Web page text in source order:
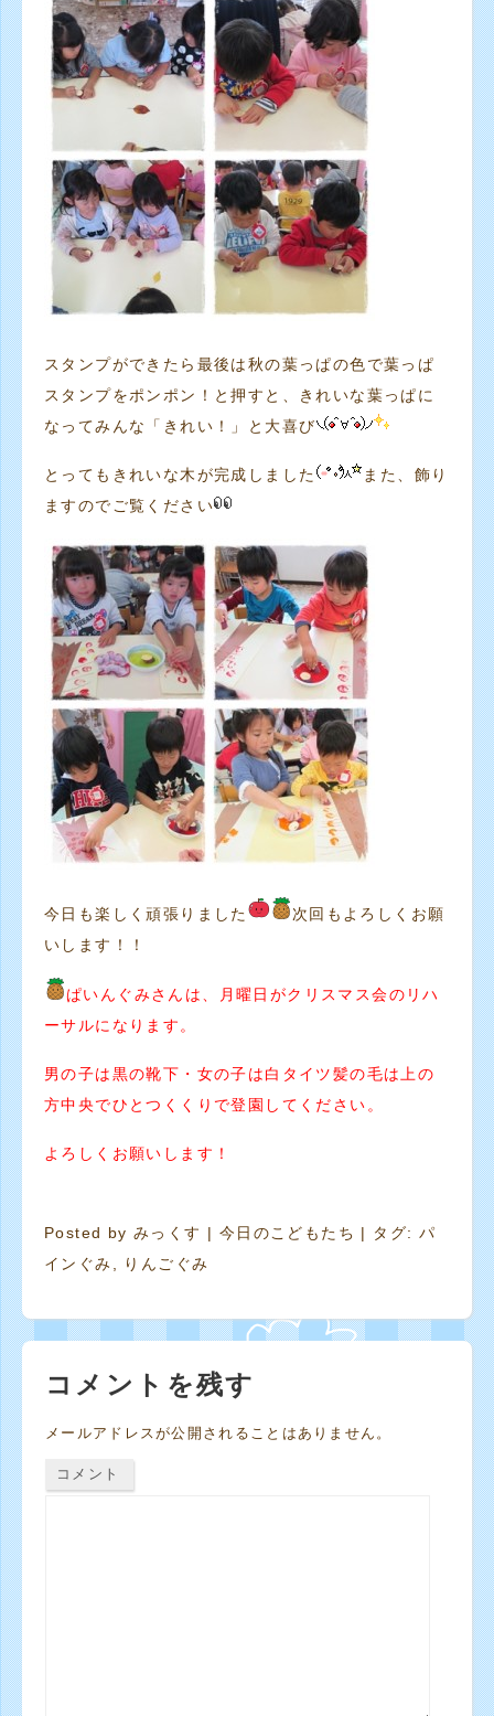
スタンプができたら最後は秋の葉っぱの色で葉っぱ
スタンプをポンポン！と押すと、きれいな葉っぱに
なってみんな「きれい！」と大喜び
とってもきれいな木が完成しました
また、飾り
ますのでご覧ください
今日も楽しく頑張りました
次回もよろしくお願
いします！！
ぱいんぐみさんは、月曜日がクリスマス会のリハ
ーサルになります。
男の子は黒の靴下・女の子は白タイツ髪の毛は上の
方中央でひとつくくりで登園してください。
よろしくお願いします！
Posted byみっくす | 今日のこどもたち | タグ: パ
インぐみ
りんごぐみ
コメントを残す
メールアドレスが公開されることはありません。
コメント